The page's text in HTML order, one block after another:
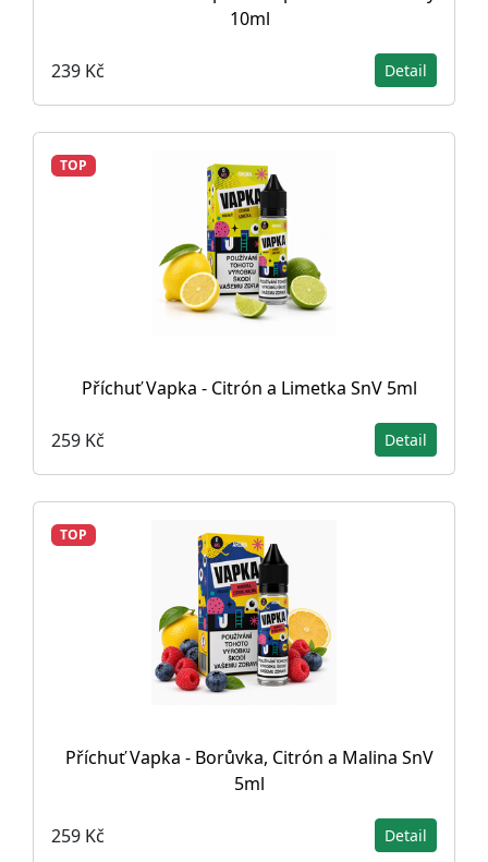
10ml
239 Kč Detail
TOP
Příchuť Vapka - Citrón a Limetka SnV 5ml
259 Kč Detail
TOP
Příchuť Vapka - Borůvka, Citrón a Malina SnV
5ml
259 Kč Detail